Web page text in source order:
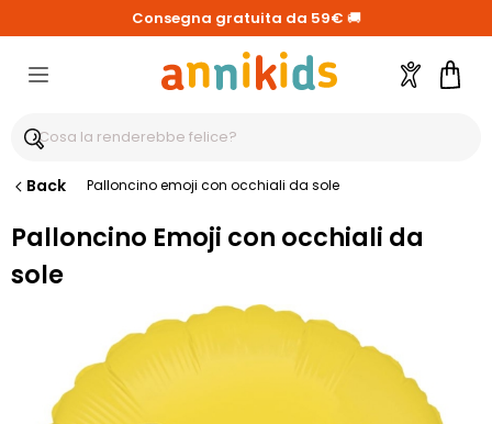
Consegna gratuita da 59€ 🚚
Account
Back Palloncino emoji con occhiali da sole
Palloncino Emoji con occhiali da
sole